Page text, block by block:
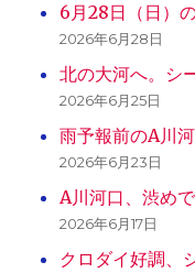
6月28日（日）
2026年6月28日
北の大河へ。シ
2026年6月25日
雨予報前のA川
2026年6月23日
A川河口、渋めで
2026年6月17日
クロダイ好調、